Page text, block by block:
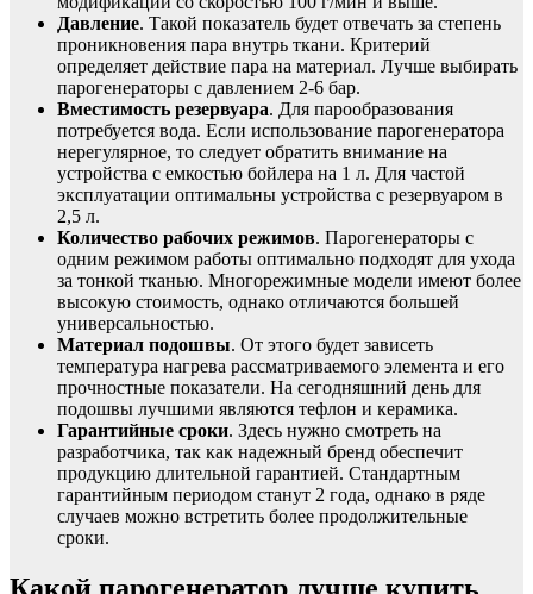
Давление. Такой показатель будет отвечать за степень
проникновения пара внутрь ткани. Критерий
определяет действие пара на материал. Лучше выбирать
парогенераторы с давлением 2-6 бар.
Вместимость резервуара. Для парообразования
потребуется вода. Если использование парогенератора
нерегулярное, то следует обратить внимание на
устройства с емкостью бойлера на 1 л. Для частой
эксплуатации оптимальны устройства с резервуаром в
2,5 л.
Количество рабочих режимов. Парогенераторы с
одним режимом работы оптимально подходят для ухода
за тонкой тканью. Многорежимные модели имеют более
высокую стоимость, однако отличаются большей
универсальностью.
Материал подошвы. От этого будет зависеть
температура нагрева рассматриваемого элемента и его
прочностные показатели. На сегодняшний день для
подошвы лучшими являются тефлон и керамика.
Гарантийные сроки. Здесь нужно смотреть на
разработчика, так как надежный бренд обеспечит
продукцию длительной гарантией. Стандартным
гарантийным периодом станут 2 года, однако в ряде
случаев можно встретить более продолжительные
сроки.